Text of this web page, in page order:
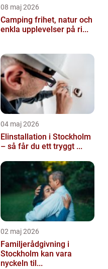
08 maj 2026
Camping frihet, natur och
enkla upplevelser på ri...
04 maj 2026
Elinstallation i Stockholm
– så får du ett tryggt ...
02 maj 2026
Familjerådgivning i
Stockholm kan vara
nyckeln til...